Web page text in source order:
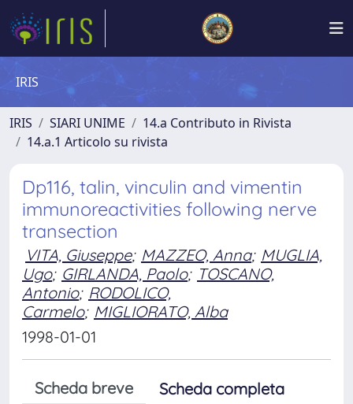
IRIS
IRIS SIARI UNIME
14.a Contributo in Rivista
14.a.1 Articolo su rivista
Dp116, talin, vinculin and vimentin
immunoreactivities following nerve
transection
VITA, Giuseppe; MAZZEO, Anna; MUGLIA,
Ugo; GIRLANDA, Paolo; TOSCANO,
Antonio; RODOLICO,
Carmelo; MIGLIORATO, Alba
1998-01-01
Scheda breve
Scheda completa